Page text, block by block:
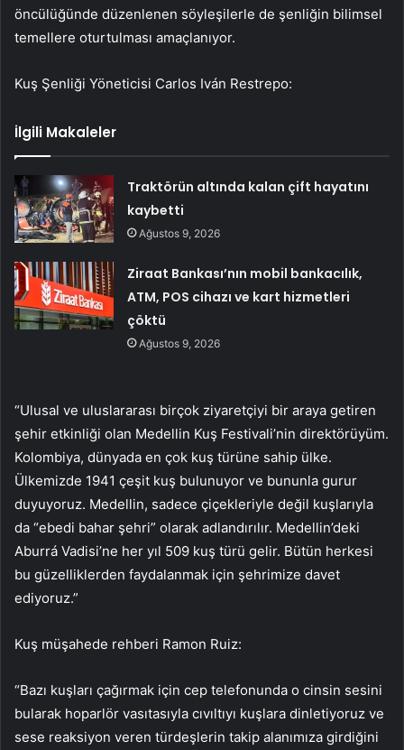
öncülüğünde düzenlenen söyleşilerle de şenliğin bilimsel
temellere oturtulması amaçlanıyor.
Kuş Şenliği Yöneticisi Carlos Iván Restrepo:
İlgili Makaleler
Traktörün altında kalan çift hayatını
kaybetti
Ağustos 9, 2026
Ziraat Bankası’nın mobil bankacılık,
ATM, POS cihazı ve kart hizmetleri
çöktü
Ağustos 9, 2026
“Ulusal ve uluslararası birçok ziyaretçiyi bir araya getiren
şehir etkinliği olan Medellin Kuş Festivali’nin direktörüyüm.
Kolombiya, dünyada en çok kuş türüne sahip ülke.
Ülkemizde 1941 çeşit kuş bulunuyor ve bununla gurur
duyuyoruz. Medellin, sadece çiçekleriyle değil kuşlarıyla
da “ebedi bahar şehri” olarak adlandırılır. Medellin’deki
Aburrá Vadisi’ne her yıl 509 kuş türü gelir. Bütün herkesi
bu güzelliklerden faydalanmak için şehrimize davet
ediyoruz.”
Kuş müşahede rehberi Ramon Ruiz:
“Bazı kuşları çağırmak için cep telefonunda o cinsin sesini
bularak hoparlör vasıtasıyla cıvıltıyı kuşlara dinletiyoruz ve
sese reaksiyon veren türdeşlerin takip alanımıza girdiğini